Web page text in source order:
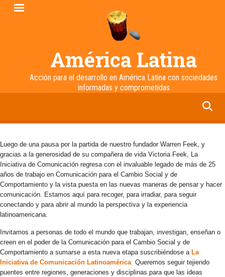
Pasar
América Latina
Acción para el desarrollo en América Latina con sociedades
informadas y comprometidas
Luego de una pausa por la partida de nuestro fundador Warren Feek, y
gracias a la generosidad de su compañera de vida Victoria Feek, La
Iniciativa de Comunicación regresa con el invaluable legado de más de 25
años de trabajo en Comunicación para el Cambio Social y de
Comportamiento y la vista puesta en las nuevas maneras de pensar y hacer
comunicación. Estamos aquí para recoger, para irradiar, para seguir
conectando y para abrir al mundo la perspectiva y la experiencia
latinoamericana.
Invitamos a personas de todo el mundo que trabajan, investigan, enseñan o
creen en el poder de la Comunicación para el Cambio Social y de
Comportamiento a sumarse a esta nueva etapa suscribiéndose a La
Iniciativa de Comunicación Latinoamérica. Queremos seguir tejiendo
puentes entre regiones, generaciones y disciplinas para que las ideas